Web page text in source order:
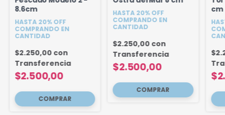
8.6cm
HASTA 20% OFF
COMPRANDO EN
CANTIDAD
$2.500,00
$2.250,00 con
Transferencia
HASTA 20% OFF
COMPRANDO EN
CANTIDAD
$2.500,00
$2.250,00 con
Transferencia
cm